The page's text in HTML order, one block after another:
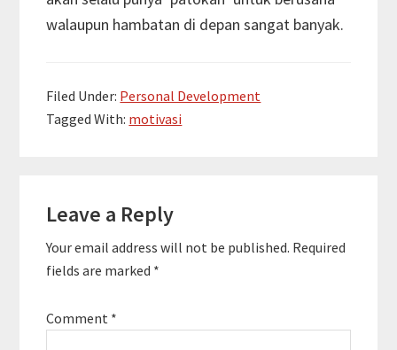
walaupun hambatan di depan sangat banyak.
Filed Under: Personal Development
Tagged With: motivasi
Interactions
Leave a Reply
Your email address will not be published. Required
fields are marked *
Comment *